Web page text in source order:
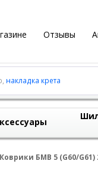
Отзывы
накладка крета
Коврики БМВ 5 (G60/